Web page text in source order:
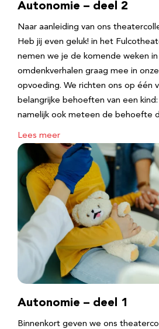
Autonomie – deel 2
Naar aanleiding van ons
Heb jij even geluk! in het
nemen we je de komende weken in
omdenkverhalen graag mee in
opvoeding. We richten ons op één
belangrijke behoeften van een
namelijk ook meteen de behoefte
Lees meer
Autonomie – deel 1
Binnenkort geven we ons